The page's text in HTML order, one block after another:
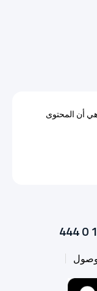
أن المحتوى
444 0